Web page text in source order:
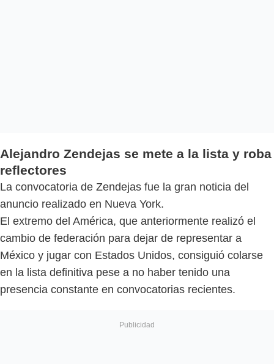
Alejandro Zendejas se mete a la lista y roba
reflectores
La convocatoria de Zendejas fue la gran noticia del
anuncio realizado en Nueva York.
El extremo del América, que anteriormente realizó el
cambio de federación para dejar de representar a
México y jugar con Estados Unidos, consiguió colarse
en la lista definitiva pese a no haber tenido una
presencia constante en convocatorias recientes.